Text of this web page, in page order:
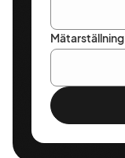
Mätarställning